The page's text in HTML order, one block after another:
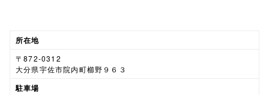
所在地
〒872-0312
大分県宇佐市院内町櫛野９６３
駐車場